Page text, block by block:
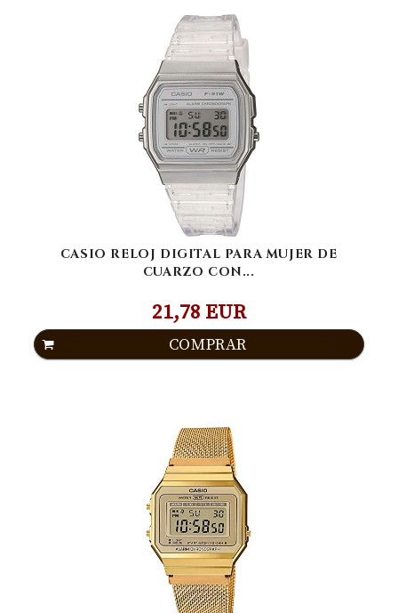
CASIO RELOJ DIGITAL PARA MUJER DE
CUARZO CON...
21,78 EUR
COMPRAR